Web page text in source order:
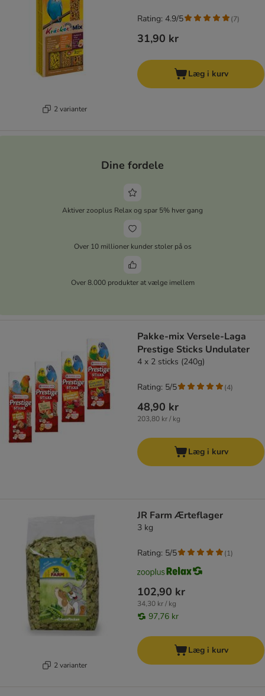
2 varianter
31,90 kr
Rating: 4.9/5 (7)
Læg i kurv
Dine fordele
Aktiver zooplus Relax og spar 5% hver gang
Over 10 millioner kunder stoler på os
Over 8.000 produkter at vælge imellem
Pakke-mix Versele-Laga
Prestige Sticks Undulater
4 x 2 sticks (240g)
48,90 kr
203,80 kr / kg
Rating: 5/5 (4)
Læg i kurv
2 varianter
JR Farm Ærteflager
3 kg
102,90 kr
34,30 kr / kg
97,76 kr
Rating: 5/5 (1)
Læg i kurv